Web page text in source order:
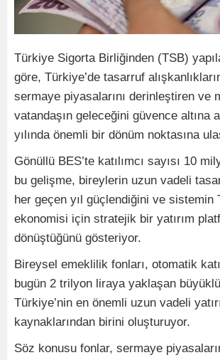
Türkiye Sigorta Birliğinden (TSB)
göre, Türkiye’de tasarruf
sermaye piyasalarını derinleştiren ve
vatandaşın geleceğini güvence altına
yılında önemli bir dönüm noktasına
Gönüllü BES’te katılımcı sayısı 10
bu gelişme, bireylerin uzun vadeli
her geçen yıl güçlendiğini ve sistemin
ekonomisi için stratejik bir yatırım
dönüştüğünü gösteriyor.
Bireysel emeklilik fonları, otomatik
bugün 2 trilyon liraya yaklaşan
Türkiye’nin en önemli uzun vadeli
kaynaklarından birini oluşturuyor.
Söz konusu fonlar, sermaye